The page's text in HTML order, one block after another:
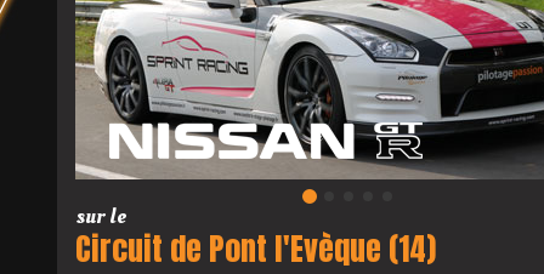
sur le
Circuit de Pont l'Evèque (14)